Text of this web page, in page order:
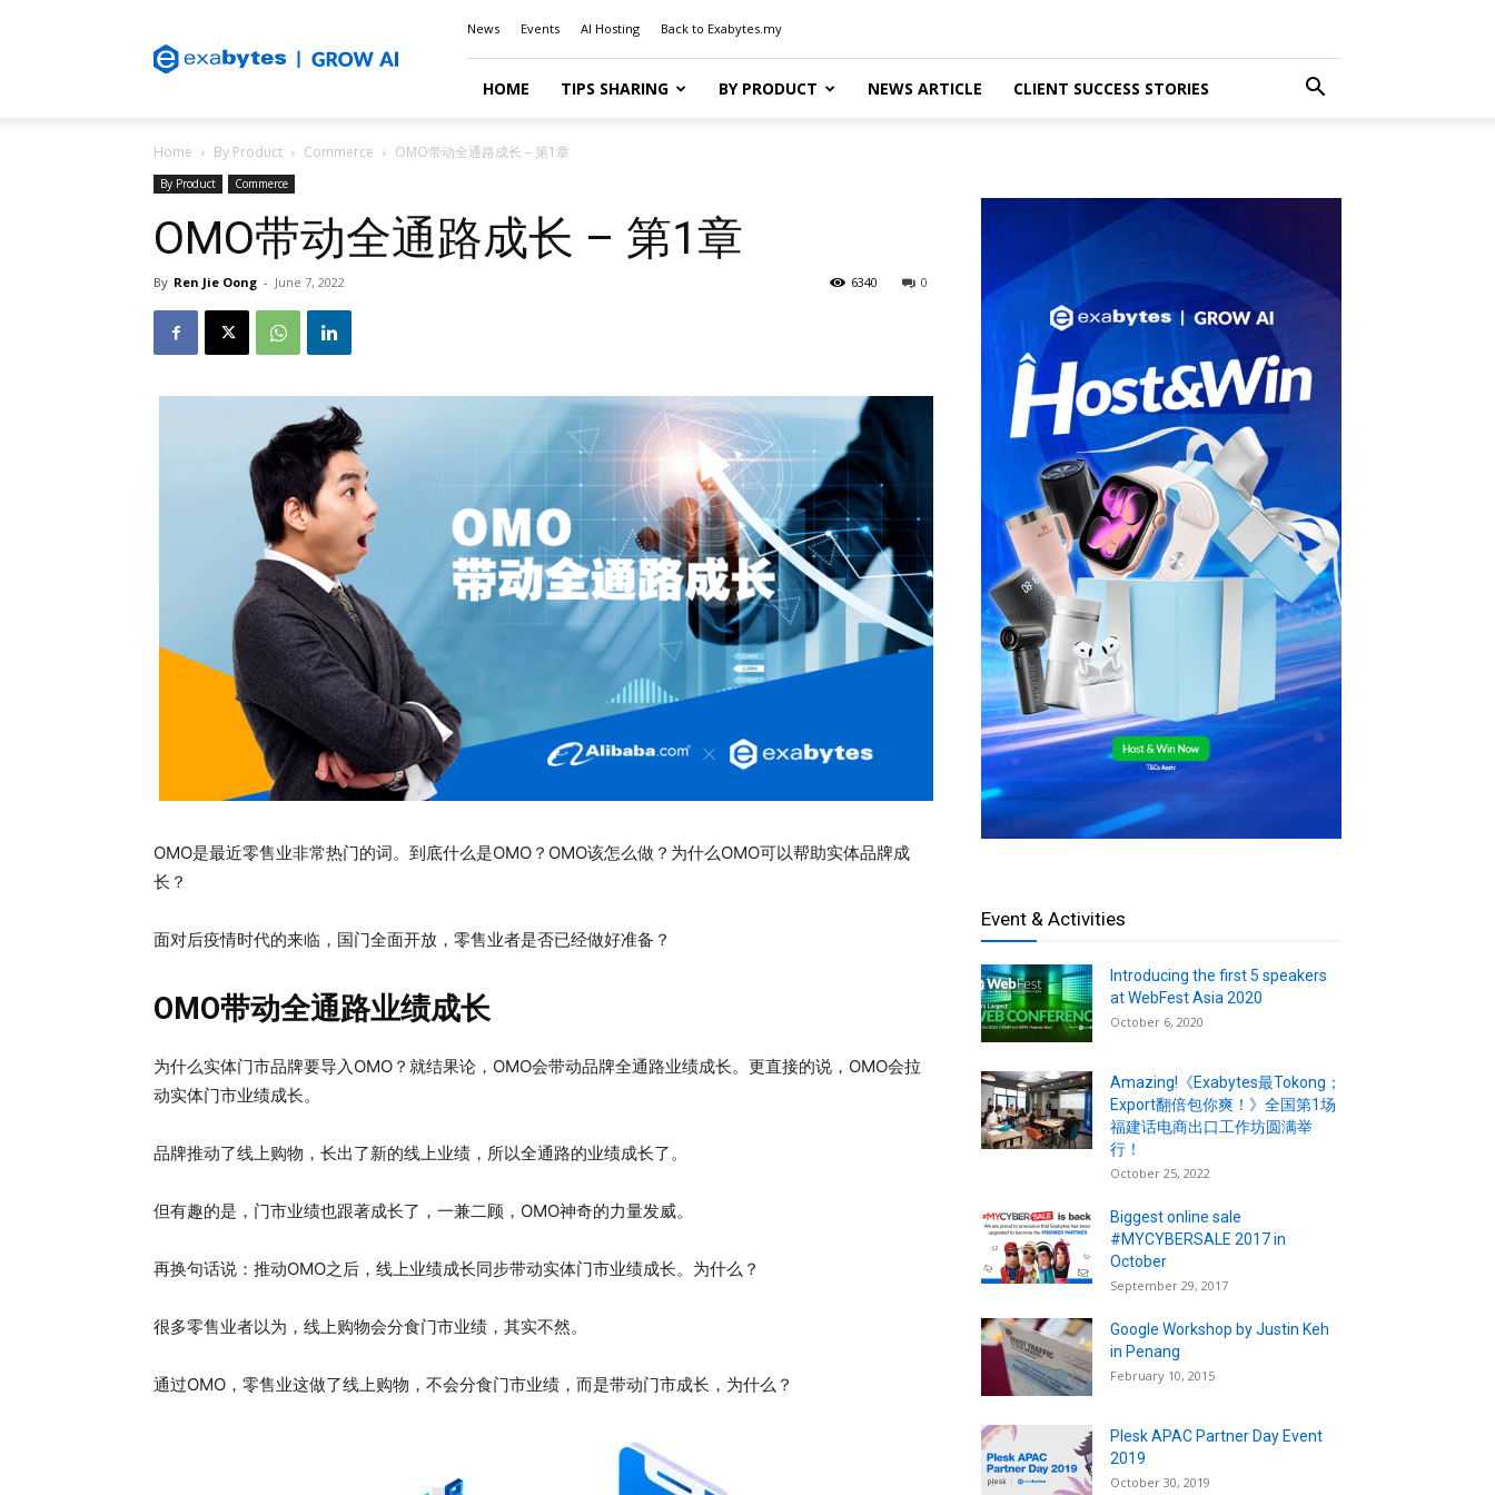
Blog
News Events AI Hosting Back to Exabytes.my
HOME TIPS SHARING BY PRODUCT NEWS ARTICLE CLIENT SUCCESS STORIES
Home By Product Commerce OMO带动全通路成长 – 第1章
By Product Commerce
OMO带动全通路成长 – 第1章
By Ren Jie Oong - June 7, 2022 0
6340
OMO是最近零售业非常热门的词。到底什么是OMO？OMO该怎么做？为什么OMO可以帮助实体品牌成
长？
面对后疫情时代的来临，国门全面开放，零售业者是否已经做好准备？
OMO带动全通路业绩成长
为什么实体门市品牌要导入OMO？就结果论，OMO会带动品牌全通路业绩成长。更直接的说，OMO会拉
动实体门市业绩成长。
品牌推动了线上购物，长出了新的线上业绩，所以全通路的业绩成长了。
但有趣的是，门市业绩也跟著成长了，一兼二顾，OMO神奇的力量发威。
再换句话说：推动OMO之后，线上业绩成长同步带动实体门市业绩成长。为什么？
很多零售业者以为，线上购物会分食门市业绩，其实不然。
通过OMO，零售业这做了线上购物，不会分食门市业绩，而是带动门市成长，为什么？
Event & Activities
Introducing the first 5 speakers
at WebFest Asia 2020
October 6, 2020
Amazing!《Exabytes最Tokong；
Export翻倍包你爽！》全国第1场
福建话电商出口工作坊圆满举
行！
October 25, 2022
Biggest online sale
#MYCYBERSALE 2017 in
October
September 29, 2017
Google Workshop by Justin Keh
in Penang
February 10, 2015
Plesk APAC Partner Day Event
2019
October 30, 2019